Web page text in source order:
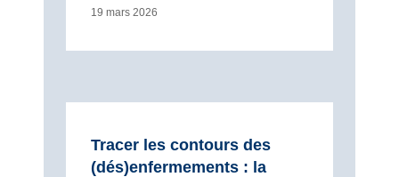
19 mars 2026
Tracer les contours des
(dés)enfermements : la